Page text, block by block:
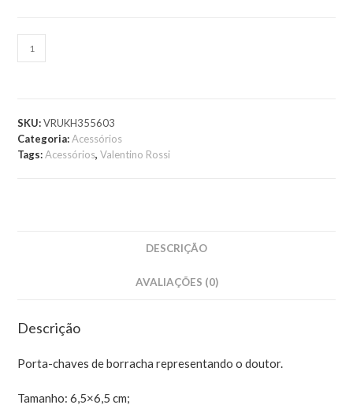
SKU:VRUKH355603
Categoria:Acessórios
Tags:Acessórios,Valentino Rossi
DESCRIÇÃO
AVALIAÇÕES (0)
Descrição
Porta-chaves de borracha representando o doutor.
Tamanho: 6,5×6,5 cm;